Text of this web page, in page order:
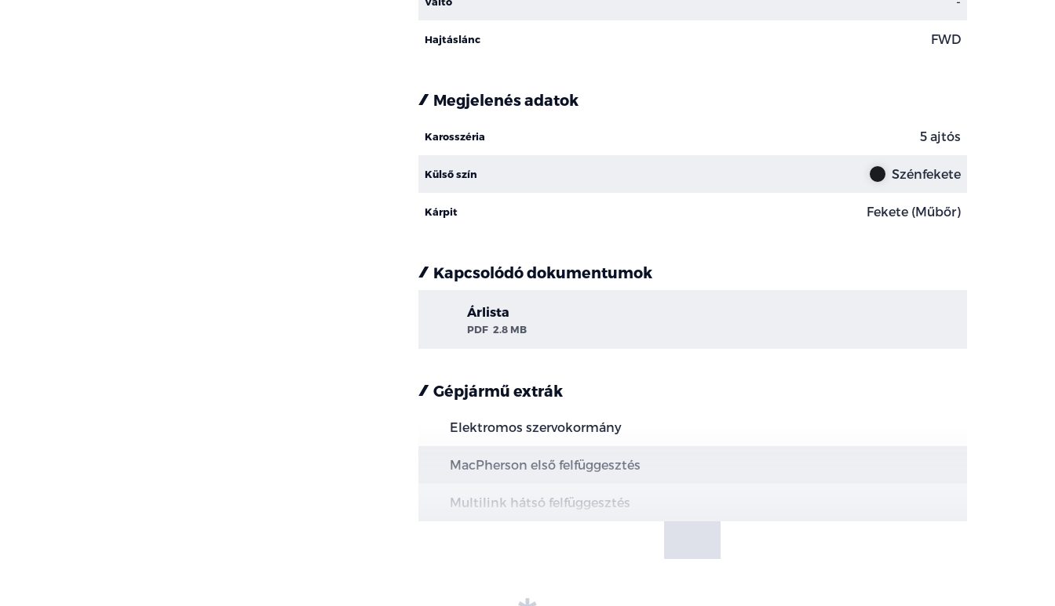
Hajtáslánc FWD
Megjelenés adatok
Karosszéria 5 ajtós
Külső szín Szénfekete
Kárpit Fekete (Műbőr)
Kapcsolódó dokumentumok
Árlista
PDF 2.8 MB
Gépjármű extrák
Elektromos szervokormány
MacPherson első felfüggesztés
Multilink hátsó felfüggesztés